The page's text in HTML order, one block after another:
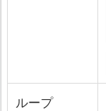
ループ